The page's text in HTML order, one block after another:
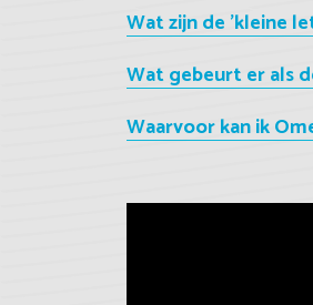
Wat zijn de 'kleine
Wat gebeurt er als
Waarvoor kan ik